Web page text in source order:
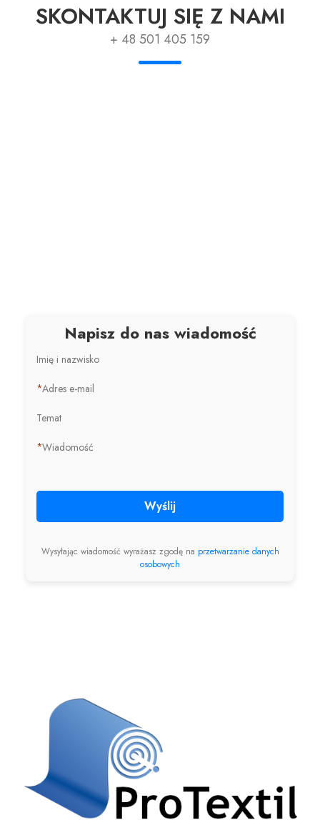
SKONTAKTUJ SIĘ Z NAMI
+ 48 501 405 159
Napisz do nas wiadomość
Imię i nazwisko
*Adres e-mail
Temat
*Wiadomość
Wyślij
Wysyłając wiadomość wyrażasz zgodę na przetwarzanie danych
osobowych